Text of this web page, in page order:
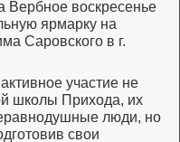
Вербное воскресенье
ярмарку на
Саровского в г.
участие не
школы Прихода, их
люди, но
свои